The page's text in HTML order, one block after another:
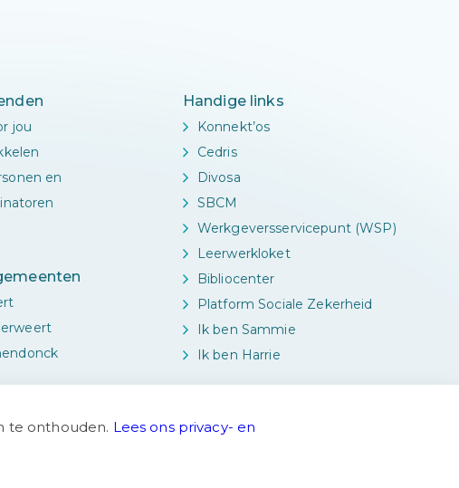
jou
en
Handige links
Konnekt’os
Cedris
Divosa
SBCM
Werkgeversservicepunt (WSP)
Leerwerkloket
Bibliocenter
Platform Sociale Zekerheid
Ik ben Sammie
Ik ben Harrie
te onthouden. Lees ons privacy- en